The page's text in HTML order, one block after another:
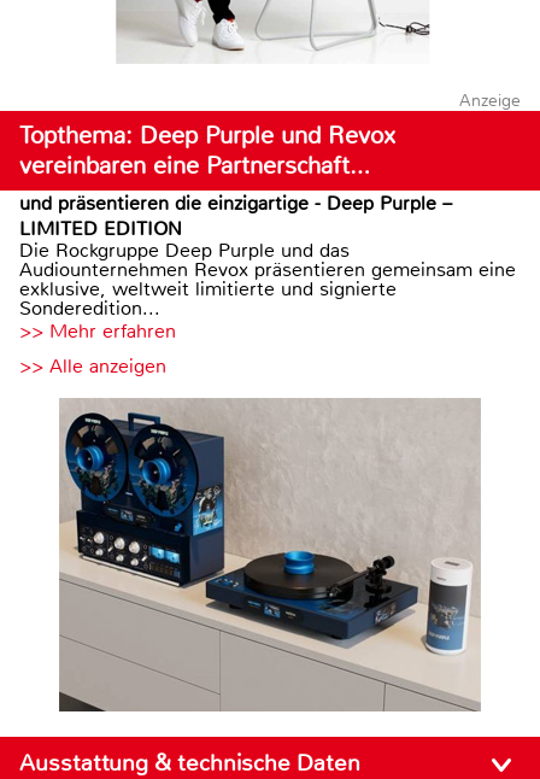
Anzeige
Topthema: Deep Purple und Revox
vereinbaren eine Partnerschaft…
und präsentieren die einzigartige - Deep Purple –
LIMITED EDITION
Die Rockgruppe Deep Purple und das
Audiounternehmen Revox präsentieren gemeinsam eine
exklusive, weltweit limitierte und signierte
Sonderedition...
>> Mehr erfahren
>> Alle anzeigen
Ausstattung & technische Daten